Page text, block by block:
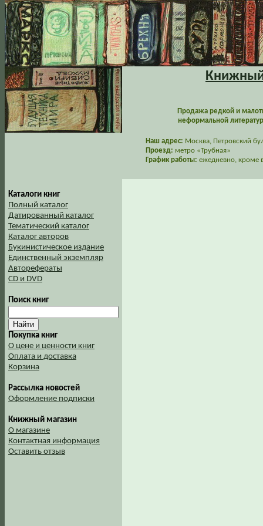
Книжный
Продажа редкой и
неформальной
Наш адрес: Москва, Петровский
Проезд: метро «Трубная»
График работы: ежедневно, кроме
Каталоги книг
Полный каталог
Датированный каталог
Тематический каталог
Каталог авторов
Букинистическое издание
Единственный экземпляр
Авторефераты
CD и DVD
Поиск книг
Покупка книг
О цене и ценности книг
Оплата и доставка
Корзина
Рассылка новостей
Оформление подписки
Книжный магазин
О магазине
Контактная информация
Оставить отзыв